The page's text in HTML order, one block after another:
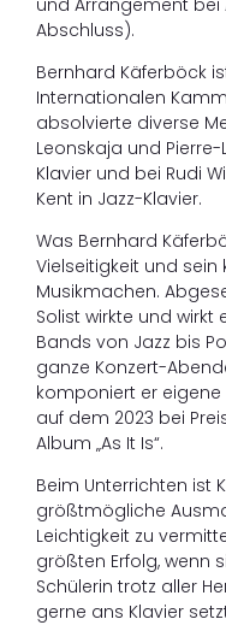
Abschluss).
Bernhard Käferböck
Internationalen
absolvierte diverse
Leonskaja und
Klavier und bei Rudi
Kent in Jazz-Klavier.
Was Bernhard
Vielseitigkeit und
Musikmachen.
Solist wirkte und wirkt
Bands von Jazz bis
ganze Konzert-
komponiert er
auf dem 2023 bei
Album „As It Is“.
Beim Unterrichten ist
größtmögliche
Leichtigkeit zu
größten Erfolg, wenn
Schülerin trotz aller
gerne ans Klavier